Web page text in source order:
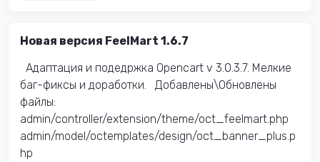
Новая версия FeelMart 1.6.7
Адаптация и подедржка Opencart v 3.0.3.7. Мелкие
баг-фиксы и доработки. Добавлены\Обновлены
файлы:
admin/controller/extension/theme/oct_feelmart.php
admin/model/octemplates/design/oct_banner_plus.p
hp